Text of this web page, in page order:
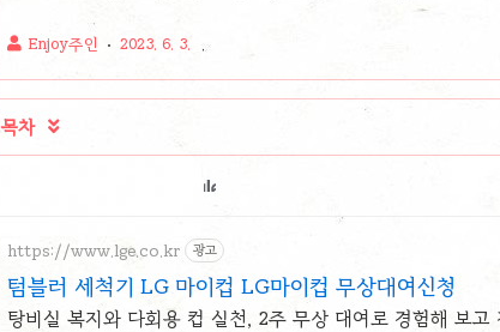
Enjoy주인 2023. 6. 3.
목차 
https://www.lge.co.kr 광고
텀블러 세척기 LG 마이컵 LG마이컵 무상대여신청
탕비실 복지와 다회용 컵 실천, 2주 무상 대여로 경험해 보고